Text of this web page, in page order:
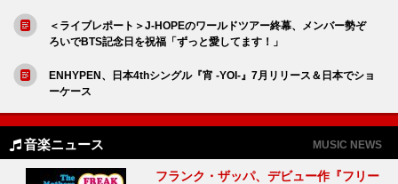
＜ライブレポート＞J-HOPEのワールドツアー終幕、メンバー勢ぞ
ろいでBTS記念日を祝福「ずっと愛してます！」
ENHYPEN、日本4thシングル『宵 -YOI-』7月リリース＆日本でショ
ーケース
音楽ニュース MUSIC NEWS
フランク・ザッパ、デビュー作『フリー